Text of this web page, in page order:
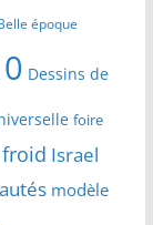
époque
Dessins de
foire
Israel
modèle